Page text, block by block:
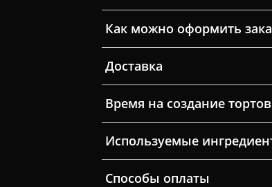
Как можно оформить
Доставка
Время на создание
Используемые
Способы оплаты